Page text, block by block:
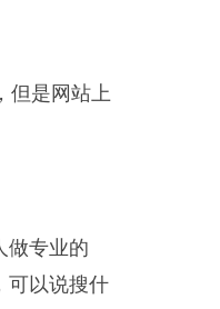
但是网站上
做专业的
可以说搜什